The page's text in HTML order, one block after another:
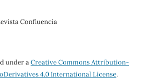
Confluencia
under aCreative Commons Attribution-
4.0 International License.